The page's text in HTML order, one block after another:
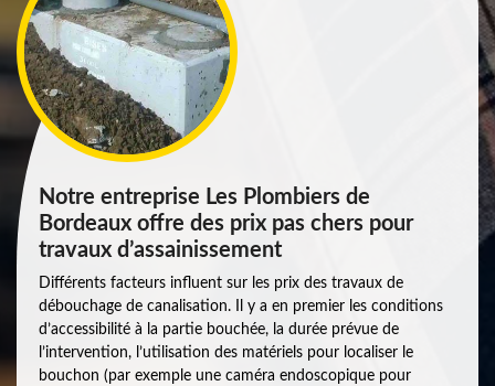
Notre entreprise Les Plombiers de
Bordeaux offre des prix pas chers pour
travaux d’assainissement
Différents facteurs influent sur les prix des travaux de
débouchage de canalisation. Il y a en premier les conditions
d’accessibilité à la partie bouchée, la durée prévue de
l’intervention, l’utilisation des matériels pour localiser le
bouchon (par exemple une caméra endoscopique pour